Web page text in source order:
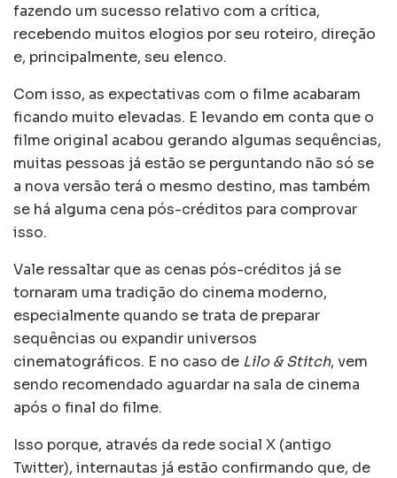
fazendo um sucesso relativo com a crítica,
recebendo muitos elogios por seu roteiro, direção
e, principalmente, seu elenco.
Com isso, as expectativas com o filme acabaram
ficando muito elevadas. E levando em conta que o
filme original acabou gerando algumas sequências,
muitas pessoas já estão se perguntando não só se
a nova versão terá o mesmo destino, mas também
se há alguma cena pós-créditos para comprovar
isso.
Vale ressaltar que as cenas pós-créditos já se
tornaram uma tradição do cinema moderno,
especialmente quando se trata de preparar
sequências ou expandir universos
cinematográficos. E no caso de Lilo & Stitch, vem
sendo recomendado aguardar na sala de cinema
após o final do filme.
Isso porque, através da rede social X (antigo
Twitter), internautas já estão confirmando que, de